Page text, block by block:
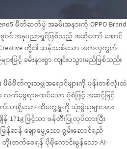
မိတ်ဆက်ပွဲ အခမ်းအနားကို OPPO Brand
စုဝင် အနုပညာရှင်ဖြစ်သည့် အဆိုတော် အောင်
Creative တို့၏ ဆန်းသစ်သော အကလှကွက်
းဖြင့် ခမ်းနားစွာ ကျင်းပသွားမည်ဖြစ်သည်။
း မိမိစိတ်ကူးသမျှအရောင်များကို ဖုန်းတစ်လုံးထဲ
း လက်ဗွေရာမထင်သော ပုံစံဖြင့် အဆင့်မြင့်
ာရှိသော ထိတွေ့မှုကို သုံးစွဲသူများအား
171g ဖြင့်သာ ဖန်တီးပြုလုပ်ထားပြီး
ဆန် ချောမွေ့သော စွမ်းဆောင်ရည်
တိုးတက်စေရန် ပိုမိုကောင်းမွန်သော AI-